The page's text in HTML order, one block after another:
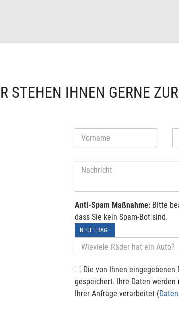
STEHEN IHNEN GERNE
Anti-Spam Maßnahme: Bitte
dass Sie kein Spam-Bot sind.
NEUE FRAGE
Die von Ihnen
gespeichert. Ihre Daten
Ihrer Anfrage verarbeitet (